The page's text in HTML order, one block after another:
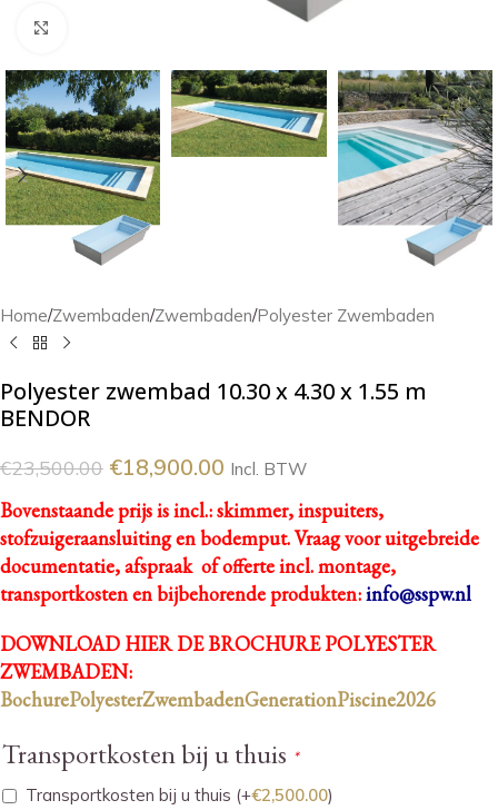
Home/Zwembaden/Zwembaden/Polyester Zwembaden
Polyester zwembad 10.30 x 4.30 x 1.55 m
BENDOR
€23,500.00 €18,900.00 Incl. BTW
Bovenstaande prijs is incl.: skimmer, inspuiters,
stofzuigeraansluiting en bodemput.Vraag voor uitgebreide
documentatie, afspraak of offerte incl. montage,
transportkosten en bijbehorende produkten:info@sspw.nl
DOWNLOAD HIER DE BROCHURE POLYESTER
ZWEMBADEN:
BochurePolyesterZwembadenGenerationPiscine2026
Transportkosten bij u thuis *
Transportkosten bij u thuis (+€2,500.00)